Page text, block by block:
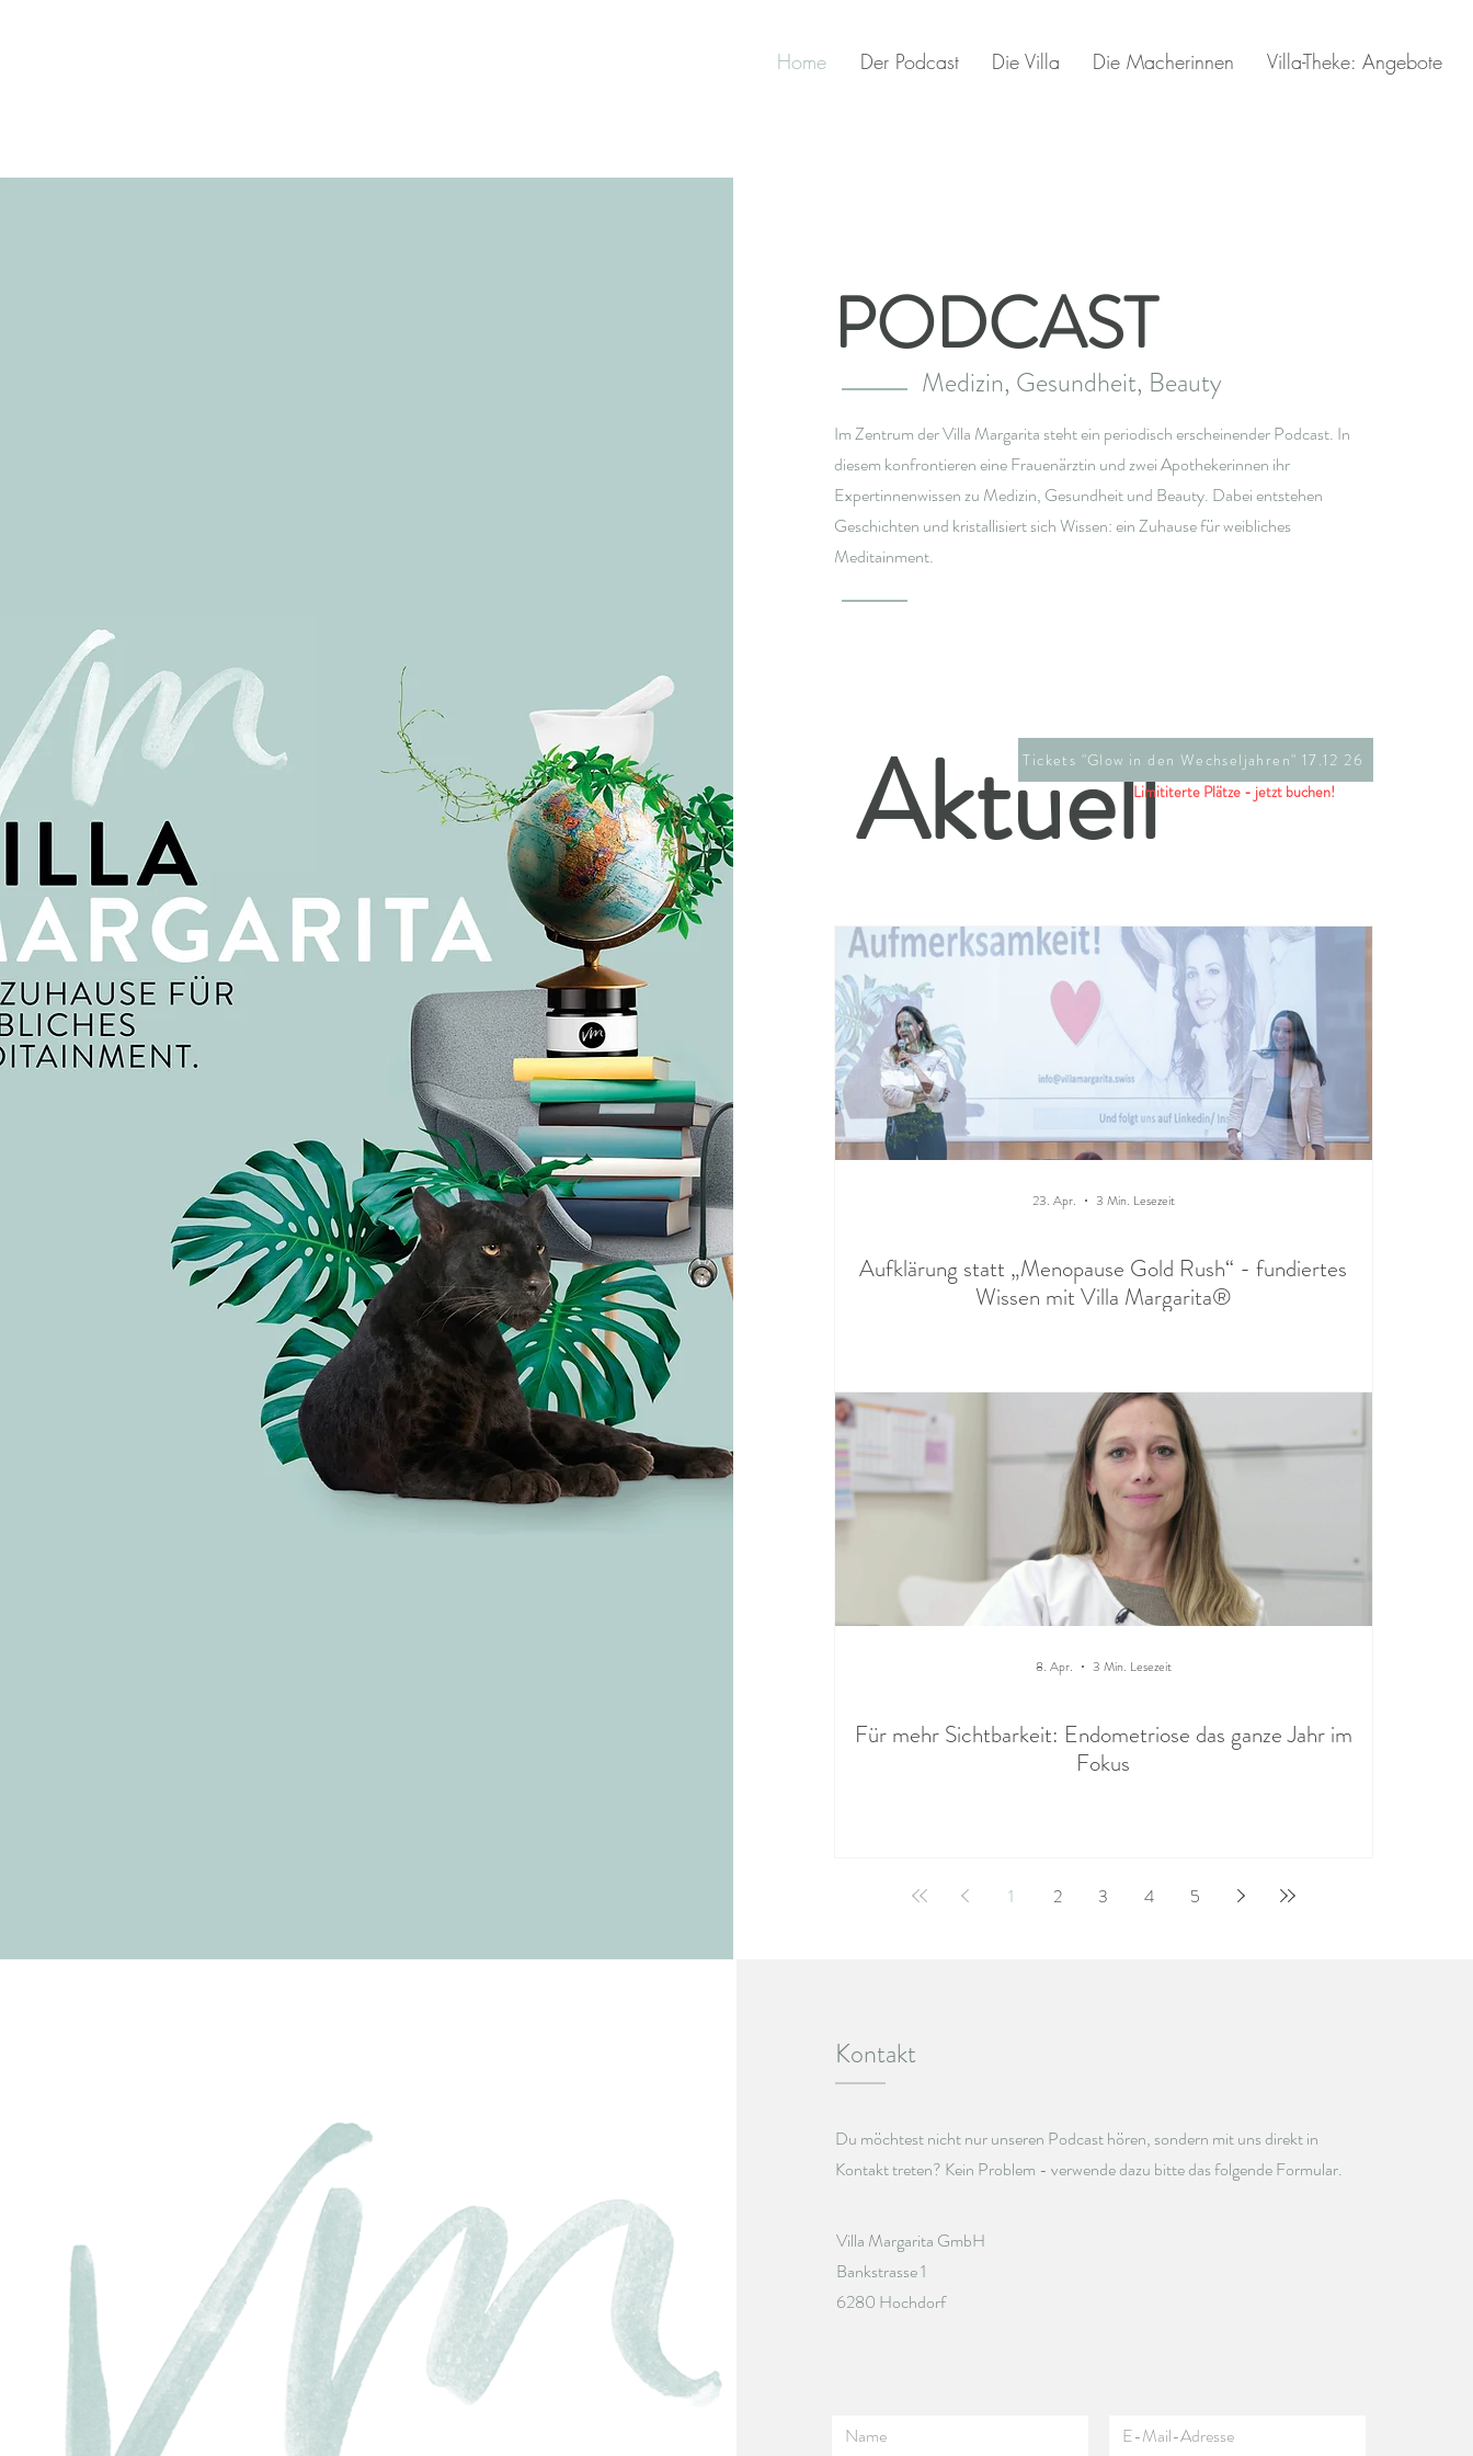
Home Der Podcast Die Villa Die Macherinnen Villa-Theke: Angebote
PODCAST
Medizin, Gesundheit, Beauty
Im Zentrum der Villa Margarita steht ein periodisch erscheinender Podcast. In
diesem konfrontieren eine Frauenärztin und zwei Apothekerinnen ihr
Expertinnenwissen zu Medizin, Gesundheit und Beauty. Dabei entstehen
Geschichten und kristallisiert sich Wissen: ein Zuhause für weibliches
Meditainment.
Aktuell
Aufklärung statt „Menopause Gold Rush“ - fundiertes
Wissen mit Villa Margarita®
23. Apr. 3 Min. Lesezeit
Für mehr Sichtbarkeit: Endometriose das ganze Jahr im
Fokus
8. Apr. 3 Min. Lesezeit
1 2 3 4 5
Tickets "Glow in den Wechseljahren" 17.12 26
Limititerte Plätze - jetzt buchen!
Kontakt
Du möchtest nicht nur unseren Podcast hören, sondern mit uns direkt in
Kontakt treten? Kein Problem - verwende dazu bitte das folgende Formular.
Villa Margarita GmbH
Bankstrasse 1
6280 Hochdorf